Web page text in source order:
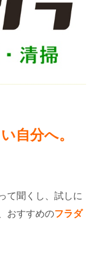
自分へ。
て聞くし、試しに
おすすめのフラダ